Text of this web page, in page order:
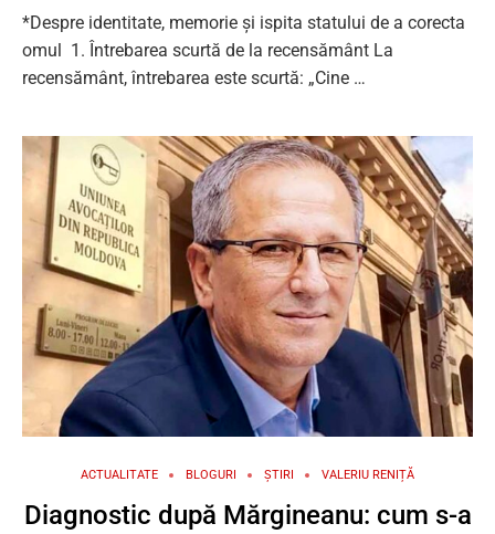
*Despre identitate, memorie și ispita statului de a corecta
omul 1. Întrebarea scurtă de la recensământ La
recensământ, întrebarea este scurtă: „Cine …
ACTUALITATE BLOGURI ȘTIRI VALERIU RENIȚĂ
Diagnostic după Mărgineanu: cum s-a